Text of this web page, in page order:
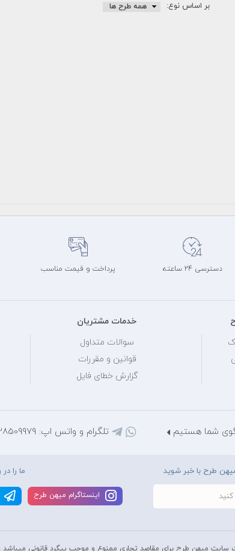
بر اساس نوع:
دسترسی 24 ساعته پرداخت و قیمت مناسب
خدمات مشتریان
سوالات متداول
قوانین و مقررات
گزارش خطای فایل
شما هستیم تلگرام و واتس اپ: 09128509979
طرح با خبر شوید ما را
اينستاگرام ميهن طرح
سايت میهن طرح برای مقاصد تجاری ممنوع و موجب پیگرد قانونی